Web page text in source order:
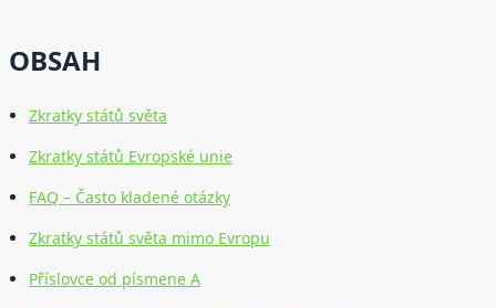
OBSAH
Zkratky států světa
Zkratky států Evropské unie
FAQ – Často kladené otázky
Zkratky států světa mimo Evropu
Příslovce od písmene A